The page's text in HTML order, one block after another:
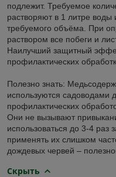
подлежит. Требуемое
растворяют в 1 литре воды
требуемого объёма. При
раствором все побеги и
Наилучший защитный
профилактических
Полезно знать:
используются садоводами
профилактических
Они не вызывают
использоваться до 3-4 раз
применять их слишком
дождевых червей –
Скрыть